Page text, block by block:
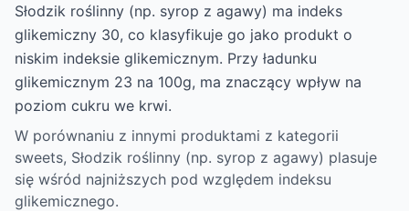
Słodzik roślinny (np. syrop z agawy) ma indeks
glikemiczny 30, co klasyfikuje go jako produkt o
niskim indeksie glikemicznym. Przy ładunku
glikemicznym 23 na 100g, ma znaczący wpływ na
poziom cukru we krwi.
W porównaniu z innymi produktami z kategorii
sweets, Słodzik roślinny (np. syrop z agawy) plasuje
się wśród najniższych pod względem indeksu
glikemicznego.